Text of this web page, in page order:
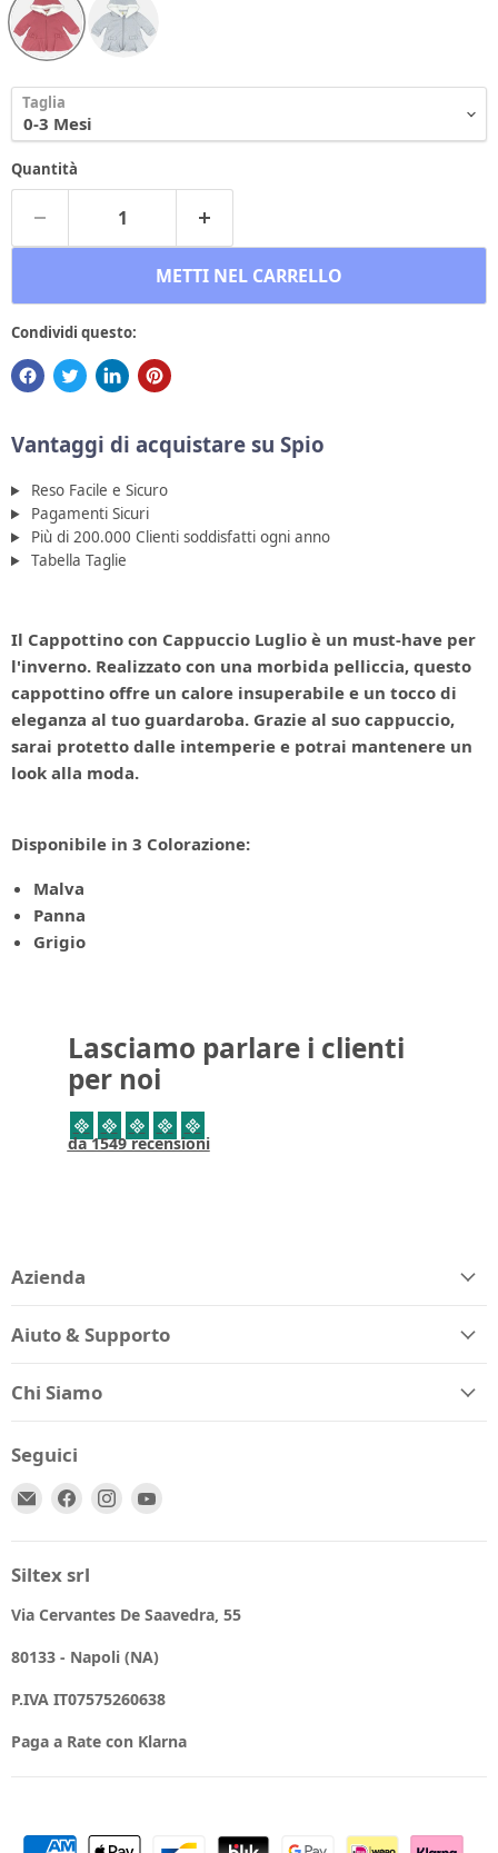
Taglia
Quantità
METTI NEL CARRELLO
Condividi questo:
Vantaggi di acquistare su Spio
Reso Facile e Sicuro
Pagamenti Sicuri
Più di 200.000 Clienti soddisfatti ogni anno
Tabella Taglie
Il Cappottino con Cappuccio Luglio è un must-have per
l'inverno. Realizzato con una morbida pelliccia, questo
cappottino offre un calore insuperabile e un tocco di
eleganza al tuo guardaroba. Grazie al suo cappuccio,
sarai protetto dalle intemperie e potrai mantenere un
look alla moda.
Disponibile in 3 Colorazione:
Malva
Panna
Grigio
Lasciamo parlare i clienti
per noi
da 1549 recensioni
Azienda
Aiuto & Supporto
Chi Siamo
Seguici
Email
Trovaci Trovaci
Siltex srl
Via Cervantes De Saavedra, 55
80133 - Napoli (NA)
P.IVA IT07575260638
Paga a Rate con Klarna